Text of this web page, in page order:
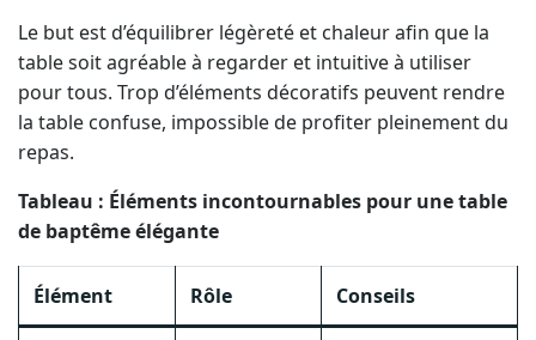
Le but est d’équilibrer légèreté et chaleur afin que la
table soit agréable à regarder et intuitive à utiliser
pour tous. Trop d’éléments décoratifs peuvent rendre
la table confuse, impossible de profiter pleinement du
repas.
Tableau : Éléments incontournables pour une table
de baptême élégante
Élément Rôle Conseils